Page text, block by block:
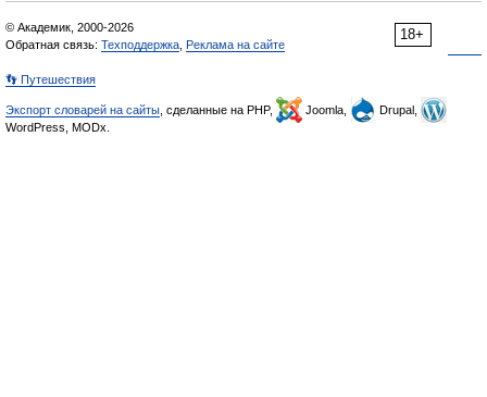
18+
© Академик, 2000-2026
Обратная связь: Техподдержка Реклама на сайте
👣 Путешествия
Экспорт словарей на сайты , сделанные на PHP, Joomla,
Drupal,
WordPress, MODx.